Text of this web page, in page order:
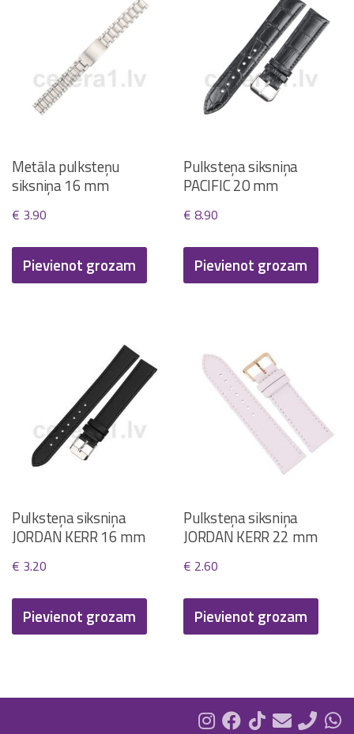
Metāla pulksteņu
siksniņa 16 mm
€ 3.90
Pievienot grozam
Pulksteņa siksniņa
PACIFIC 20 mm
€ 8.90
Pievienot grozam
Pulksteņa siksniņa
JORDAN KERR 16 mm
€ 3.20
Pievienot grozam
Pulksteņa siksniņa
JORDAN KERR 22 mm
€ 2.60
Pievienot grozam